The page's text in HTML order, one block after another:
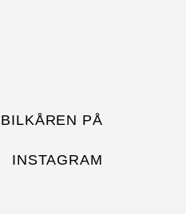
BILKÅREN PÅ
INSTAGRAM